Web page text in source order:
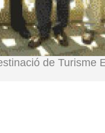
de Turisme